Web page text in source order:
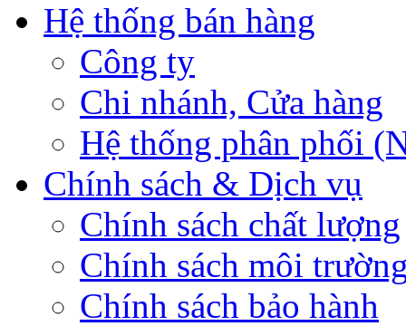
Hệ thống bán hàng
Công ty
Chi nhánh, Cửa hàng
Hệ thống phân phối
Chính sách & Dịch vụ
Chính sách chất lượng
Chính sách môi
Chính sách bảo hành